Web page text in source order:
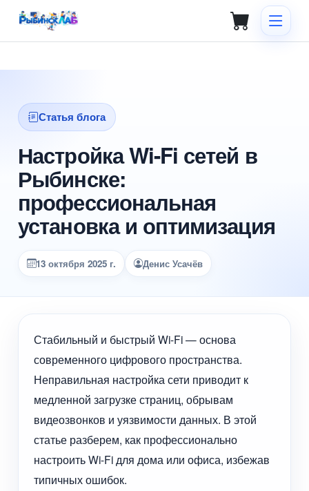
Статья блога
Настройка Wi-Fi сетей в
Рыбинске:
профессиональная
установка и оптимизация
13 октября 2025 г. Денис Усачёв
Стабильный и быстрый Wi-Fi — основа
современного цифрового пространства.
Неправильная настройка сети приводит к
медленной загрузке страниц, обрывам
видеозвонков и уязвимости данных. В этой
статье разберем, как профессионально
настроить Wi-Fi для дома или офиса, избежав
типичных ошибок.